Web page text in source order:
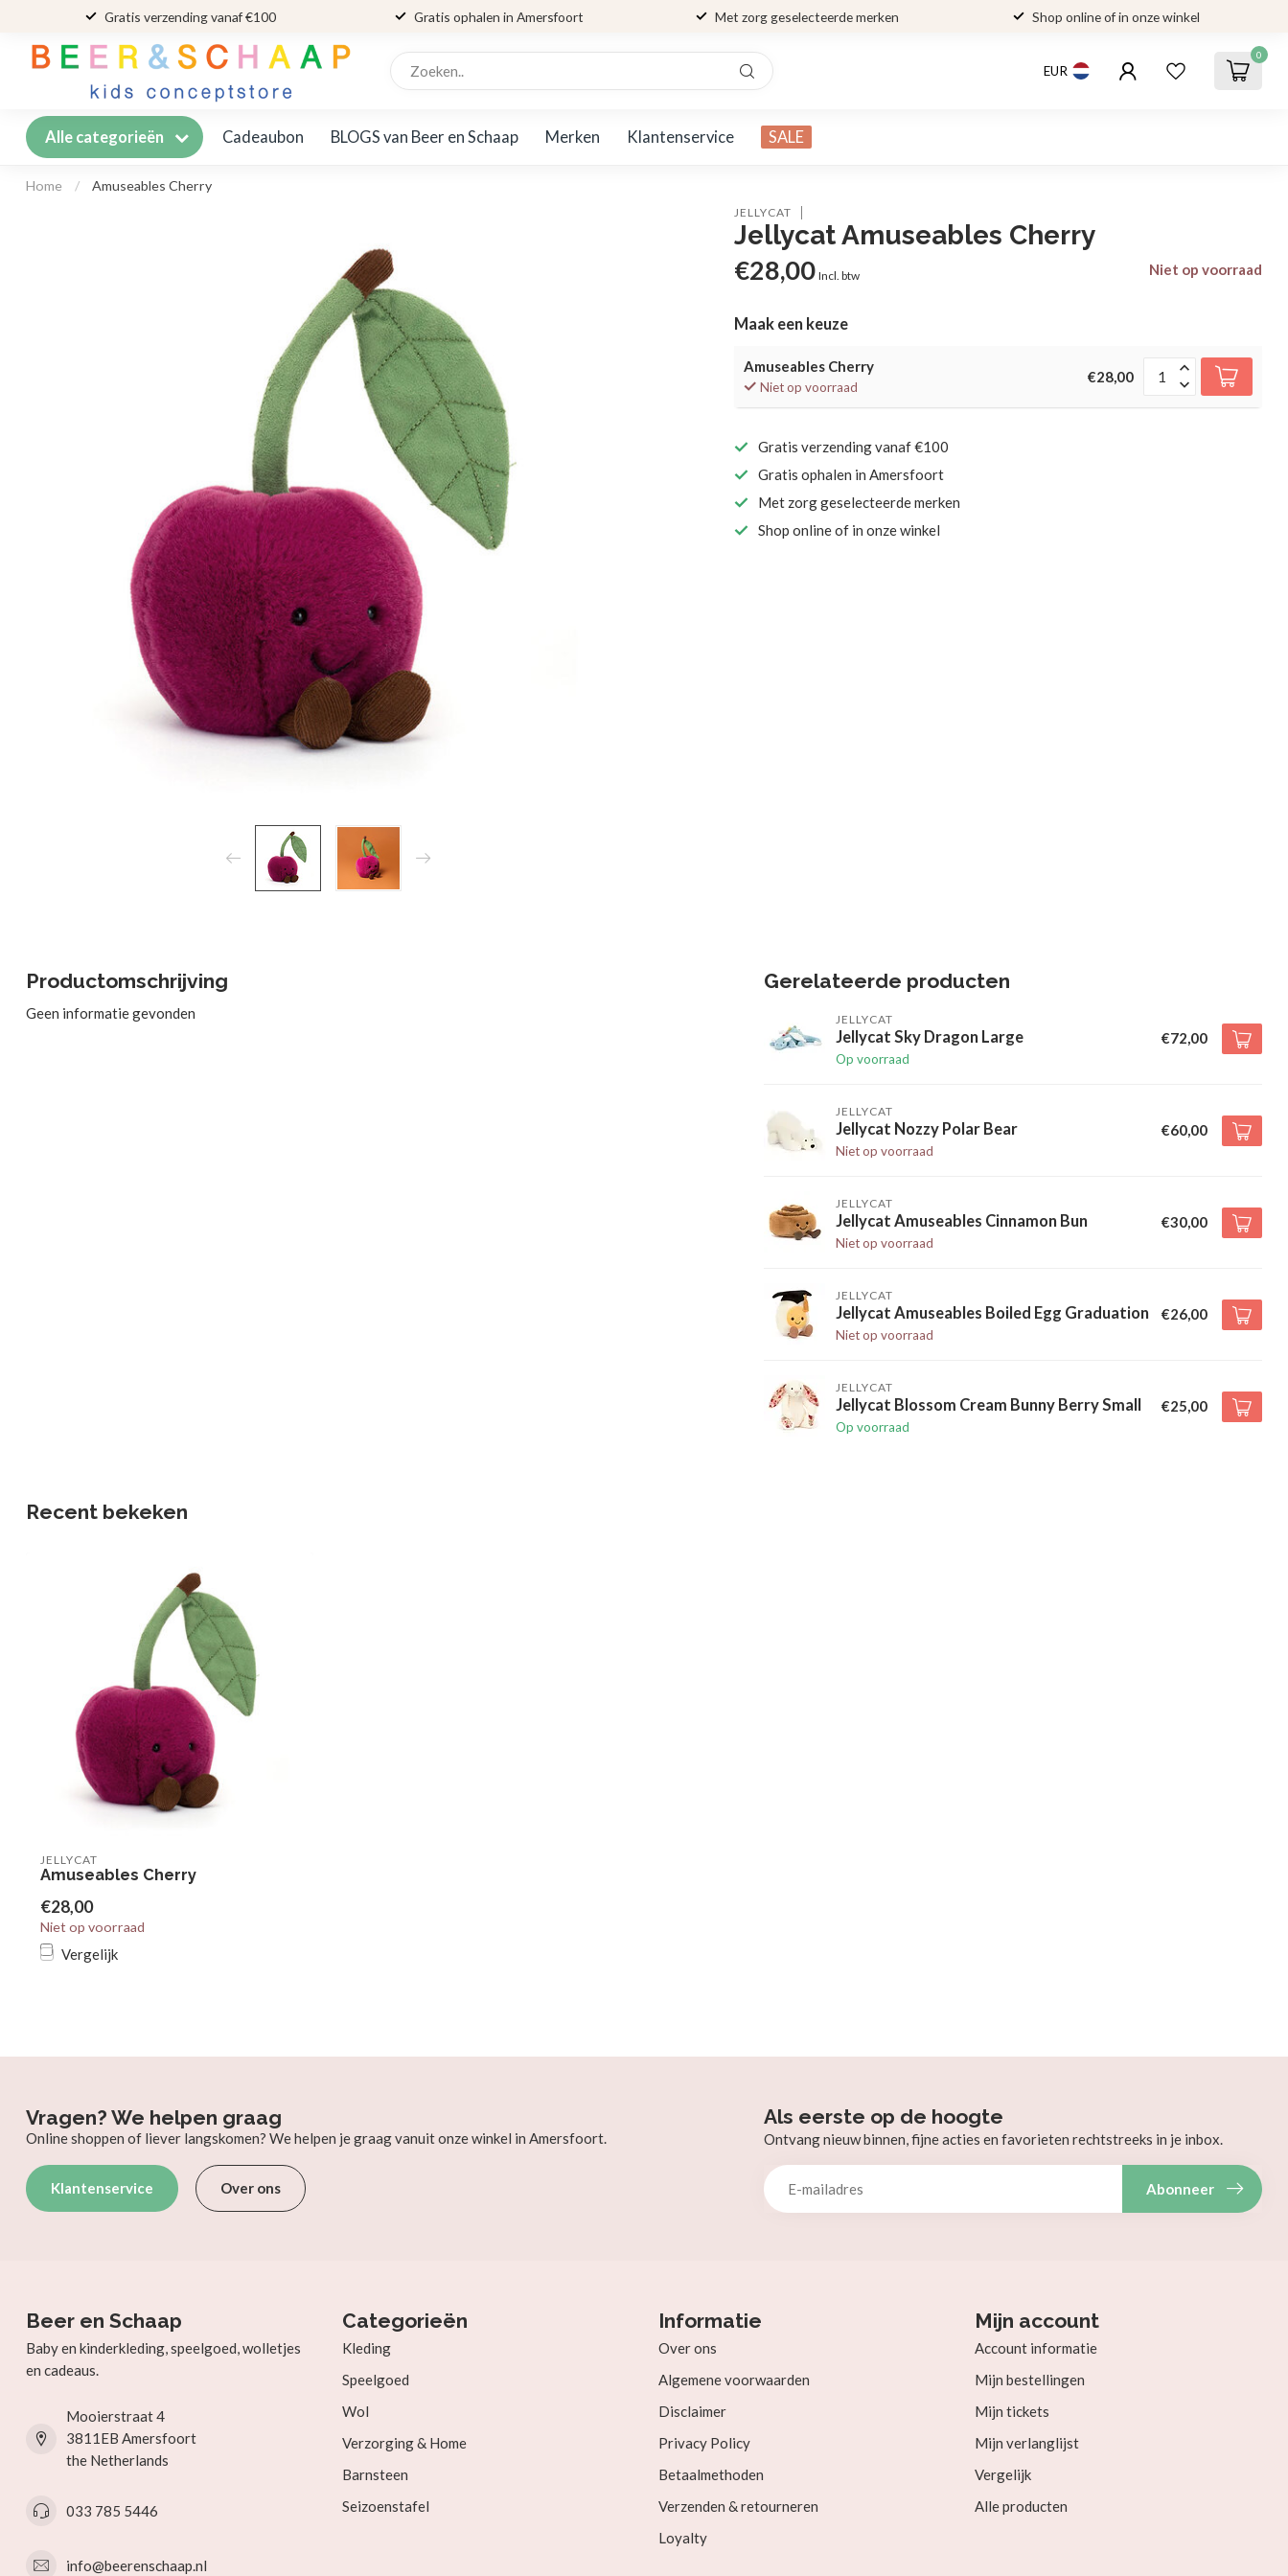
Gratis verzending vanaf €100 Gratis ophalen in Amersfoort Met zorg geselecteerde merken Shop online of in onze winkel
EUR
0
Alle categorieën Cadeaubon BLOGS van Beer en Schaap Merken Klantenservice SALE
Home / Amuseables Cherry
JELLYCAT
Jellycat Amuseables Cherry
€28,00 Incl. btw Niet op voorraad
Maak een keuze
Amuseables Cherry
Niet op voorraad
€28,00
Gratis verzending vanaf €100
Gratis ophalen in Amersfoort
Met zorg geselecteerde merken
Shop online of in onze winkel
Productomschrijving
Geen informatie gevonden
Gerelateerde producten
JELLYCAT
Jellycat Sky Dragon Large
Op voorraad
€72,00
JELLYCAT
Jellycat Nozzy Polar Bear
Niet op voorraad
€60,00
JELLYCAT
Jellycat Amuseables Cinnamon Bun
Niet op voorraad
€30,00
JELLYCAT
Jellycat Amuseables Boiled Egg Graduation
Niet op voorraad
€26,00
JELLYCAT
Jellycat Blossom Cream Bunny Berry Small
Op voorraad
€25,00
Recent bekeken
JELLYCAT
Amuseables Cherry
€28,00
Niet op voorraad
Vergelijk
Vragen? We helpen graag
Online shoppen of liever langskomen? We helpen je graag vanuit onze winkel in Amersfoort.
Klantenservice Over ons
Als eerste op de hoogte
Ontvang nieuw binnen, fijne acties en favorieten rechtstreeks in je inbox.
Abonneer
Beer en Schaap
Baby en kinderkleding, speelgoed, wolletjes
en cadeaus.
Mooierstraat 4
3811EB Amersfoort
the Netherlands
033 785 5446
info@beerenschaap.nl
Categorieën
Kleding
Speelgoed
Wol
Verzorging & Home
Barnsteen
Seizoenstafel
Informatie
Over ons
Algemene voorwaarden
Disclaimer
Privacy Policy
Betaalmethoden
Verzenden & retourneren
Loyalty
Mijn account
Account informatie
Mijn bestellingen
Mijn tickets
Mijn verlanglijst
Vergelijk
Alle producten